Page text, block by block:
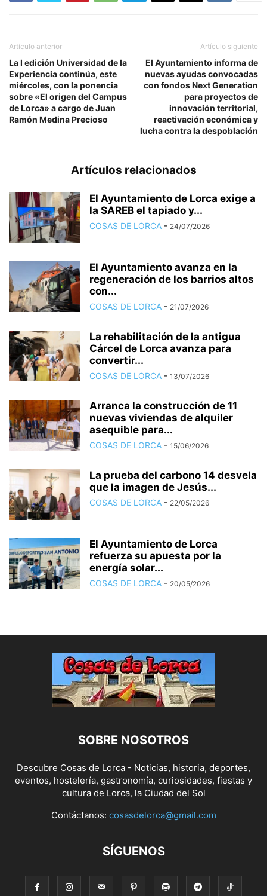
Artículo anterior
La I edición Universidad de la
Experiencia continúa, este
miércoles, con la ponencia
sobre «El origen del Campus
de Lorca» a cargo de Juan
Ramón Medina Precioso
Artículo siguiente
El Ayuntamiento informa de
nuevas ayudas convocadas
con fondos Next Generation
para proyectos de
innovación territorial,
reactivación económica y
lucha contra la despoblación
Artículos relacionados
El Ayuntamiento de Lorca exige a
la SAREB el tapiado y...
COSAS DE LORCA - 24/07/2026
El Ayuntamiento avanza en la
regeneración de los barrios altos
con...
COSAS DE LORCA - 21/07/2026
La rehabilitación de la antigua
Cárcel de Lorca avanza para
convertir...
COSAS DE LORCA - 13/07/2026
Arranca la construcción de 11
nuevas viviendas de alquiler
asequible para...
COSAS DE LORCA - 15/06/2026
La prueba del carbono 14 desvela
que la imagen de Jesús...
COSAS DE LORCA - 22/05/2026
El Ayuntamiento de Lorca
refuerza su apuesta por la
energía solar...
COSAS DE LORCA - 20/05/2026
SOBRE NOSOTROS
Descubre Cosas de Lorca - Noticias, historia, deportes,
eventos, hostelería, gastronomía, curiosidades, fiestas y
cultura de Lorca, la Ciudad del Sol
Contáctanos: cosasdelorca@gmail.com
SÍGUENOS